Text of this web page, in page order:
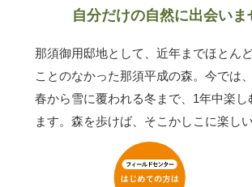
自分だけの自然に出会いま
那須御用邸地として、近年までほとん
ことのなかった那須平成の森。今では
春から雪に覆われる冬まで、1年中楽し
ます。森を歩けば、そこかしこに楽し